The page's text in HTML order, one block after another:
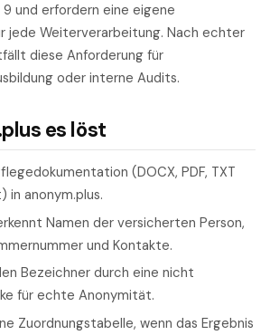
und erfordern eine eigene
jede Weiterverarbeitung. Nach echter
diese Anforderung für
oder interne Audits.
es löst
(DOCX, PDF, TXT
in anonym.plus.
Namen der versicherten Person,
und Kontakte.
Bezeichner durch eine nicht
für echte Anonymität.
Zuordnungstabelle, wenn das Ergebnis